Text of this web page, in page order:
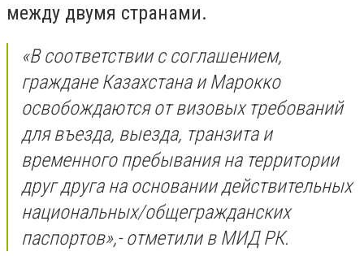
между двумя странами.
«В соответствии с соглашением,
граждане Казахстана и Марокко
освобождаются от визовых требований
для въезда, выезда, транзита и
временного пребывания на территории
друг друга на основании действительных
национальных/общегражданских
паспортов»,- отметили в МИД РК.